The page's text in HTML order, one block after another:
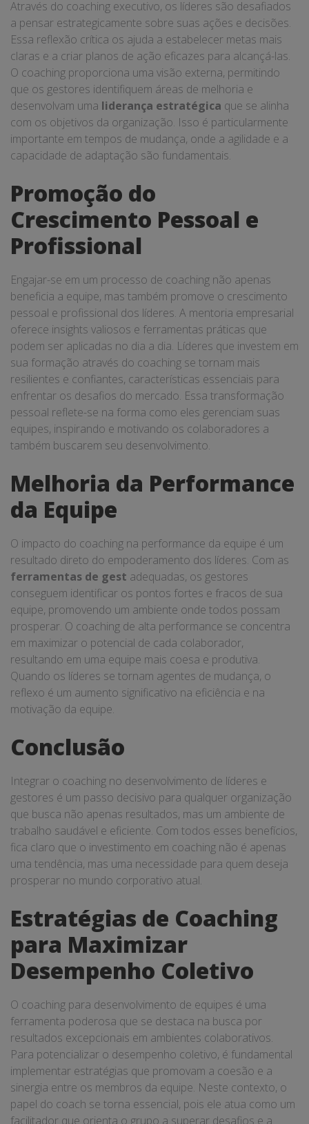
Através do coaching executivo, os líderes são desafiados
a pensar estrategicamente sobre suas ações e decisões.
Essa reflexão crítica os ajuda a estabelecer metas mais
claras e a criar planos de ação eficazes para alcançá-las.
O coaching proporciona uma visão externa, permitindo
que os gestores identifiquem áreas de melhoria e
desenvolvam uma liderança estratégica que se alinha
com os objetivos da organização. Isso é particularmente
importante em tempos de mudança, onde a agilidade e a
capacidade de adaptação são fundamentais.
Promoção do
Crescimento Pessoal e
Profissional
Engajar-se em um processo de coaching não apenas
beneficia a equipe, mas também promove o crescimento
pessoal e profissional dos líderes. A mentoria empresarial
oferece insights valiosos e ferramentas práticas que
podem ser aplicadas no dia a dia. Líderes que investem em
sua formação através do coaching se tornam mais
resilientes e confiantes, características essenciais para
enfrentar os desafios do mercado. Essa transformação
pessoal reflete-se na forma como eles gerenciam suas
equipes, inspirando e motivando os colaboradores a
também buscarem seu desenvolvimento.
Melhoria da Performance
da Equipe
O impacto do coaching na performance da equipe é um
resultado direto do empoderamento dos líderes. Com as
ferramentas de gest adequadas, os gestores
conseguem identificar os pontos fortes e fracos de sua
equipe, promovendo um ambiente onde todos possam
prosperar. O coaching de alta performance se concentra
em maximizar o potencial de cada colaborador,
resultando em uma equipe mais coesa e produtiva.
Quando os líderes se tornam agentes de mudança, o
reflexo é um aumento significativo na eficiência e na
motivação da equipe.
Conclusão
Integrar o coaching no desenvolvimento de líderes e
gestores é um passo decisivo para qualquer organização
que busca não apenas resultados, mas um ambiente de
trabalho saudável e eficiente. Com todos esses benefícios,
fica claro que o investimento em coaching não é apenas
uma tendência, mas uma necessidade para quem deseja
prosperar no mundo corporativo atual.
Estratégias de Coaching
para Maximizar
Desempenho Coletivo
O coaching para desenvolvimento de equipes é uma
ferramenta poderosa que se destaca na busca por
resultados excepcionais em ambientes colaborativos.
Para potencializar o desempenho coletivo, é fundamental
implementar estratégias que promovam a coesão e a
sinergia entre os membros da equipe. Neste contexto, o
papel do coach se torna essencial, pois ele atua como um
facilitador que orienta o grupo a superar desafios e a